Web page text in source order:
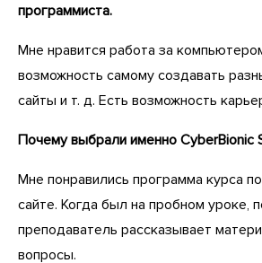
программиста.
Мне нравится работа за
возможность самому создавать
сайты и т. д. Есть возможность
Почему выбрали именно CyberBionic
Мне понравились программа курса
сайте. Когда был на пробном уроке,
преподаватель рассказывает
вопросы.